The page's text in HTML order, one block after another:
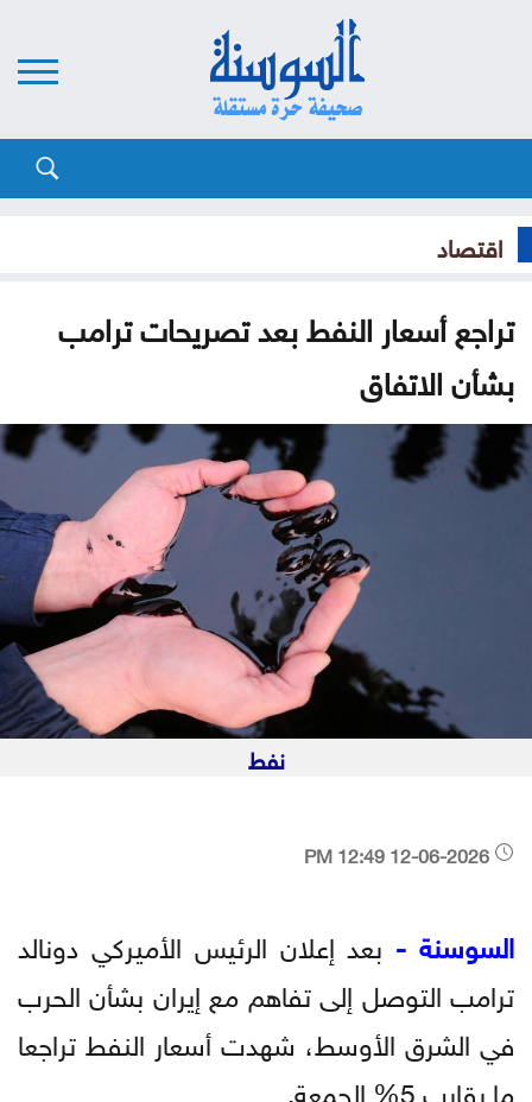
اقتصاد
تراجع أسعار النفط بعد تصريحات ترامب
بشأن الاتفاق
نفط
السوسنة - بعد إعلان الرئيس الأميركي دونالد
ترامب التوصل إلى تفاهم مع إيران بشأن الحرب
في الشرق الأوسط، شهدت أسعار النفط تراجعا
ما يقارب 5% الجمعة.